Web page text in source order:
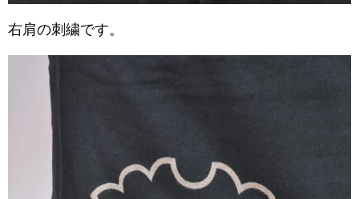
右肩の刺繍です。